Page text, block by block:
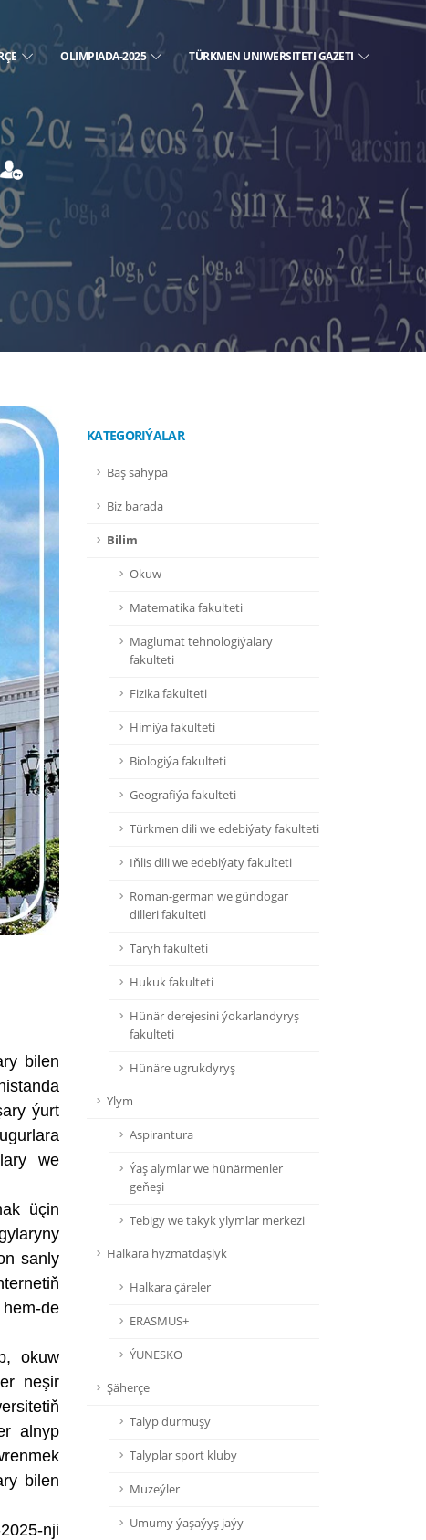
OLIMPIADA-2025 TÜRKMEN UNIWERSITETI GAZETI
bilen
ýurt
we
üçin
sanly
de
okuw
neşir
alnyp
bilen
nji
KATEGORIÝALAR
Baş sahypa
Biz barada
Bilim
Okuw
Matematika fakulteti
Maglumat tehnologiýalary
fakulteti
Fizika fakulteti
Himiýa fakulteti
Biologiýa fakulteti
Geografiýa fakulteti
Türkmen dili we edebiýaty fakulteti
Iňlis dili we edebiýaty fakulteti
Roman-german we gündogar
dilleri fakulteti
Taryh fakulteti
Hukuk fakulteti
Hünär derejesini ýokarlandyryş
fakulteti
Hünäre ugrukdyryş
Ylym
Aspirantura
Ýaş alymlar we hünärmenler
geňeşi
Tebigy we takyk ylymlar merkezi
Halkara hyzmatdaşlyk
Halkara çäreler
ERASMUS+
ÝUNESKO
Şäherçe
Talyp durmuşy
Talyplar sport kluby
Muzeýler
Umumy ýaşaýyş jaýy